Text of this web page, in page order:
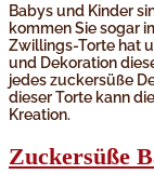
Babys und Kinder
kommen Sie sogar
Zwillings-Torte hat
und Dekoration
jedes zuckersüße
dieser Torte kann
Kreation.
Zuckersüße